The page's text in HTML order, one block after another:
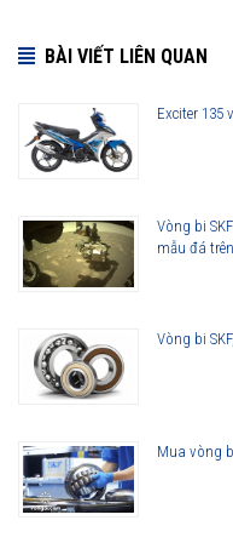
• Khả năng làm việc ở tốc độ
Vòng bi 22328 CC/
Đại lý ủy quyền SKF chính
Hotline 24/7:
999
BÀI VIẾT LIÊN QUAN
Exciter 135
Vòng bi
mẫu đá
Vòng bi
Mua vòng